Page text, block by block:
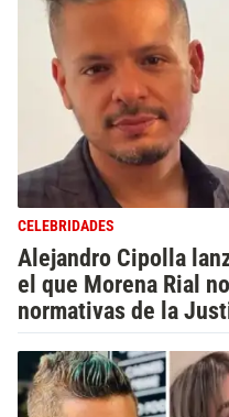
CELEBRIDADES
Alejandro Cipolla
el que Morena Rial
normativas de la